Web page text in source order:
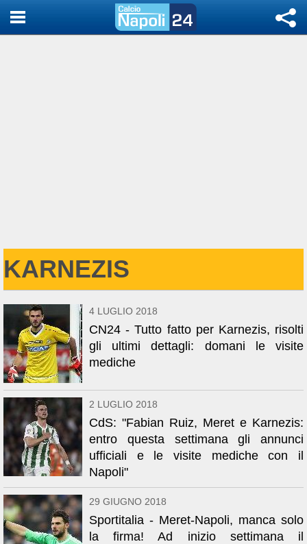
KARNEZIS
4 LUGLIO 2018
CN24 - Tutto fatto per Karnezis, risolti
gli ultimi dettagli: domani le visite
mediche
2 LUGLIO 2018
CdS: "Fabian Ruiz, Meret e Karnezis:
entro questa settimana gli annunci
ufficiali e le visite mediche con il
Napoli"
29 GIUGNO 2018
Sportitalia - Meret-Napoli, manca solo
la firma! Ad inizio settimana il